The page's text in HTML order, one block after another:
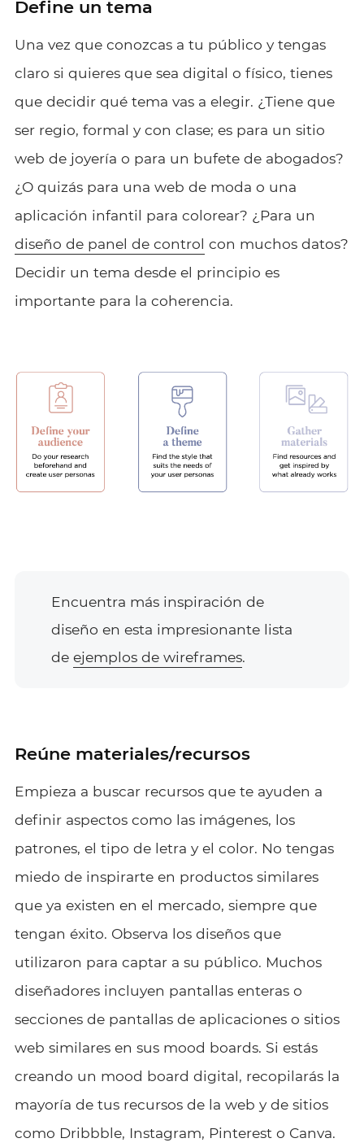
Define un tema
Una vez que conozcas a tu público y tengas
claro si quieres que sea digital o físico, tienes
que decidir qué tema vas a elegir. ¿Tiene que
ser regio, formal y con clase; es para un sitio
web de joyería o para un bufete de abogados?
¿O quizás para una web de moda o una
aplicación infantil para colorear? ¿Para un
diseño de panel de control con muchos datos?
Decidir un tema desde el principio es
importante para la coherencia.
Encuentra más inspiración de
diseño en esta impresionante lista
de ejemplos de wireframes.
Reúne materiales/recursos
Empieza a buscar recursos que te ayuden a
definir aspectos como las imágenes, los
patrones, el tipo de letra y el color. No tengas
miedo de inspirarte en productos similares
que ya existen en el mercado, siempre que
tengan éxito. Observa los diseños que
utilizaron para captar a su público. Muchos
diseñadores incluyen pantallas enteras o
secciones de pantallas de aplicaciones o sitios
web similares en sus mood boards. Si estás
creando un mood board digital, recopilarás la
mayoría de tus recursos de la web y de sitios
como Dribbble, Instagram, Pinterest o Canva.